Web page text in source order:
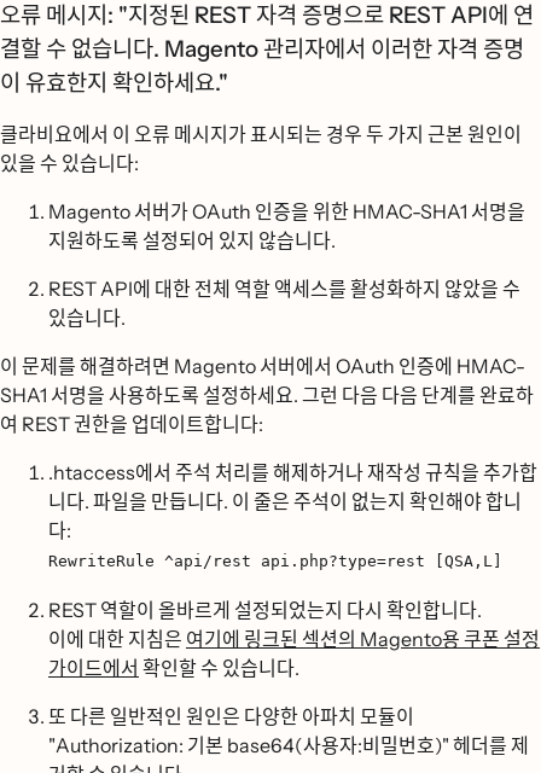
오류 메시지: "지정된 REST 자격 증명으로 REST API에 연
결할 수 없습니다. Magento 관리자에서 이러한 자격 증명
이 유효한지 확인하세요."
클라비요에서 이 오류 메시지가 표시되는 경우 두 가지 근본 원인이
있을 수 있습니다:
Magento 서버가 OAuth 인증을 위한 HMAC-SHA1 서명을
지원하도록 설정되어 있지 않습니다.
REST API에 대한 전체 역할 액세스를 활성화하지 않았을 수
있습니다.
이 문제를 해결하려면 Magento 서버에서 OAuth 인증에 HMAC-
SHA1 서명을 사용하도록 설정하세요. 그런 다음 다음 단계를 완료하
여 REST 권한을 업데이트합니다:
.htaccess에서 주석 처리를 해제하거나 재작성 규칙을 추가합
니다. 파일을 만듭니다. 이 줄은 주석이 없는지 확인해야 합니
다:
RewriteRule ^api/rest api.php?type=rest [QSA,L]
REST 역할이 올바르게 설정되었는지 다시 확인합니다.
이에 대한 지침은 여기에 링크된 섹션의 Magento용 쿠폰 설정
가이드에서 확인할 수 있습니다.
또 다른 일반적인 원인은 다양한 아파치 모듈이
"Authorization: 기본 base64(사용자:비밀번호)" 헤더를 제